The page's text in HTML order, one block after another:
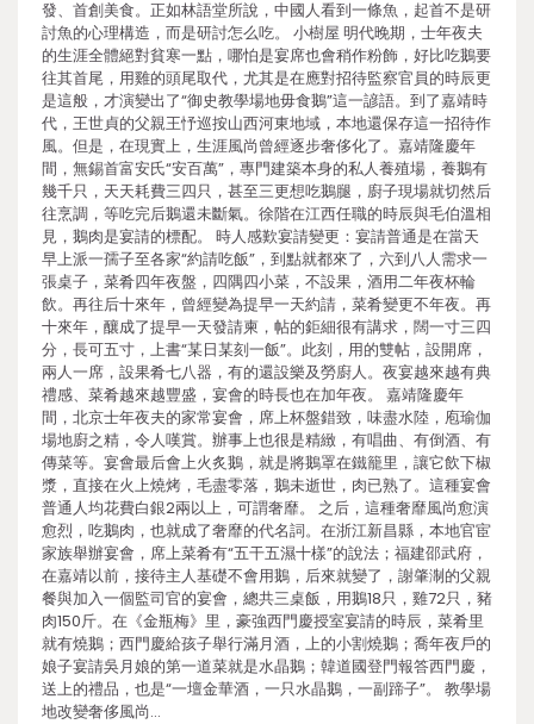
發、首創美食。正如林語堂所說，中國人看到一條魚，起首不是研
討魚的心理構造，而是研討怎么吃。 小樹屋 明代晚期，士年夜夫
的生涯全體絕對貧寒一點，哪怕是宴席也會稍作粉飾，好比吃鵝要
往其首尾，用雞的頭尾取代，尤其是在應對招待監察官員的時辰更
是這般，才演變出了“御史教學場地毋食鵝”這一諺語。到了嘉靖時
代，王世貞的父親王忬巡按山西河東地域，本地還保存這一招待作
風。但是，在現實上，生涯風尚曾經逐步奢侈化了。嘉靖隆慶年
間，無錫首富安氏“安百萬”，專門建築本身的私人養殖場，養鵝有
幾千只，天天耗費三四只，甚至三更想吃鵝腿，廚子現場就切然后
往烹調，等吃完后鵝還未斷氣。徐階在江西任職的時辰與毛伯溫相
見，鵝肉是宴請的標配。 時人感歎宴請變更：宴請普通是在當天
早上派一孺子至各家“約請吃飯”，到點就都來了，六到八人需求一
張桌子，菜肴四年夜盤，四隅四小菜，不設果，酒用二年夜杯輪
飲。再往后十來年，曾經變為提早一天約請，菜肴變更不年夜。再
十來年，釀成了提早一天發請柬，帖的鉅細很有講求，闊一寸三四
分，長可五寸，上書“某日某刻一飯”。此刻，用的雙帖，設開席，
兩人一席，設果肴七八器，有的還設樂及勞廚人。夜宴越來越有典
禮感、菜肴越來越豐盛，宴會的時長也在加年夜。 嘉靖隆慶年
間，北京士年夜夫的家常宴會，席上杯盤錯致，味盡水陸，庖瑜伽
場地廚之精，令人嘆賞。辦事上也很是精緻，有唱曲、有倒酒、有
傳菜等。宴會最后會上火炙鵝，就是將鵝罩在鐵籠里，讓它飲下椒
漿，直接在火上燒烤，毛盡零落，鵝未逝世，肉已熟了。這種宴會
普通人均花費白銀2兩以上，可謂奢靡。 之后，這種奢靡風尚愈演
愈烈，吃鵝肉，也就成了奢靡的代名詞。在浙江新昌縣，本地官宦
家族舉辦宴會，席上菜肴有“五干五濕十樣”的說法；福建邵武府，
在嘉靖以前，接待主人基礎不會用鵝，后來就變了，謝肇淛的父親
餐與加入一個監司官的宴會，總共三桌飯，用鵝18只，雞72只，豬
肉150斤。在《金瓶梅》里，豪強西門慶授室宴請的時辰，菜肴里
就有燒鵝；西門慶給孩子舉行滿月酒，上的小割燒鵝；喬年夜戶的
娘子宴請吳月娘的第一道菜就是水晶鵝；韓道國登門報答西門慶，
送上的禮品，也是“一壇金華酒，一只水晶鵝，一副蹄子”。 教學場
地改變奢侈風尚…